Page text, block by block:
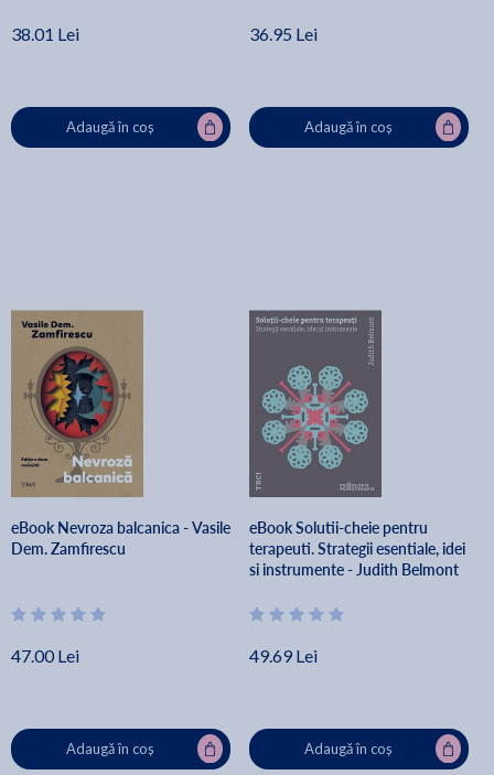
38.01 Lei
Adaugă în coș
36.95 Lei
Adaugă în coș
eBook Nevroza balcanica - Vasile
Dem. Zamfirescu
47.00 Lei
Adaugă în coș
eBook Solutii-cheie pentru
terapeuti. Strategii esentiale, idei
si instrumente - Judith Belmont
49.69 Lei
Adaugă în coș